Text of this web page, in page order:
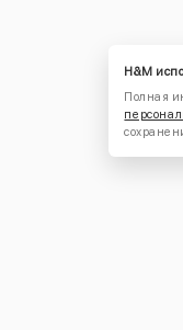
H&M
Полная